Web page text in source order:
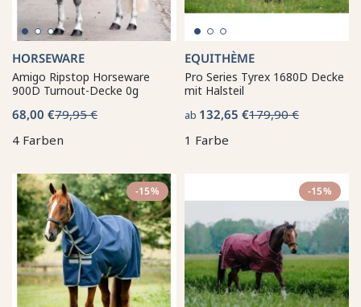
HORSEWARE
Amigo Ripstop Horseware
900D Turnout-Decke 0g
68,00 €79,95 €
4 Farben
EQUITHÈME
Pro Series Tyrex 1680D Decke
mit Halsteil
ab 132,65 €179,90 €
1 Farbe
-15% -15%